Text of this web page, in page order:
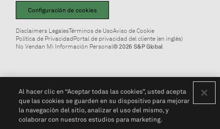
Configuración de cookies
Disclaimers LegalesTérminos de UsoAviso de Cookie
Política de PrivacidadPortal de privacidad del cliente (en inglés)
No Vendan Mi Información Personal© 2026 S&P Global
Al hacer clic en “Aceptar todas las cookies”, usted acepta
que las cookies se guarden en su dispositivo para mejorar
la navegación del sitio, analizar el uso del mismo, y
colaborar con nuestros estudios para marketing.